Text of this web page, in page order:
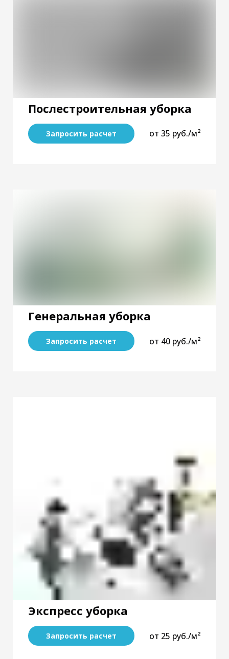
Послестроительная уборка
Запросить расчет от 35 руб./м²
Генеральная уборка
Запросить расчет от 40 руб./м²
Экспресс уборка
Запросить расчет от 25 руб./м²